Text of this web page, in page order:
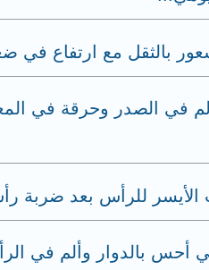
بالثقل مع ارتفاع في
في الصدر وحرقة في
الأيسر للرأس بعد ضربة
أحس بالدوار وألم